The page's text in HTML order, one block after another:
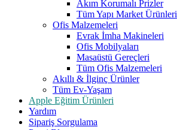
Akım Korumalı Prizler
Tüm Yapı Market Ürünleri
Ofis Malzemeleri
Evrak İmha Makineleri
Ofis Mobilyaları
Masaüstü Gereçleri
Tüm Ofis Malzemeleri
Akıllı & İlginç Ürünler
Tüm Ev-Yaşam
Apple Eğitim Ürünleri
Yardım
Sipariş Sorgulama